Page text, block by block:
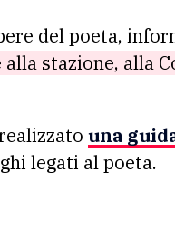
del poeta,
stazione, alla
una
legati al poeta.